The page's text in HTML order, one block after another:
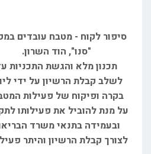
סיפור לקוח - מטבח עובדים
"סנו", הוד השרון.
תכנון מלא והגשת התכניות
לשלב קבלת הרשיון על ידי
בקרה ופיקוח של פעילות
על מנת להוביל את פעילותו
ובעמידה בתנאי משרד
לצורך קבלת הרשיון והיתר